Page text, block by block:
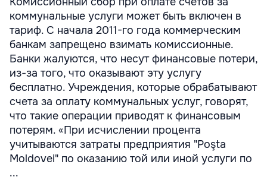
коммунальные услуги может быть включен в
тариф. С начала 2011-го года коммерческим
банкам запрещено взимать комиссионные.
Банки жалуются, что несут финансовые потери,
из-за того, что оказывают эту услугу
бесплатно. Учреждения, которые обрабатывают
счета за оплату коммунальных услуг, говорят,
что такие операции приводят к финансовым
потерям. «При исчислении процента
учитываются затраты предприятия "Poşta
Moldovei" по оказанию той или иной услуги по
...